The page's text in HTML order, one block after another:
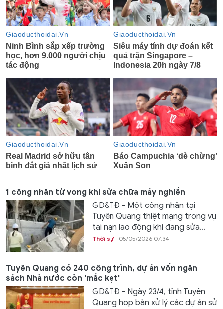
1 công nhân tử vong khi sửa chữa máy nghiền
GD&TĐ - Một công nhân tại
Tuyên Quang thiệt mạng trong vụ
tai nạn lao động khi đang sửa...
Thời sự 05/05/2026 07:34
Tuyên Quang có 240 công trình, dự án vốn ngân
sách Nhà nước còn 'mắc kẹt'
GD&TĐ - Ngày 23/4, tỉnh Tuyên
Quang họp bàn xử lý các dự án sử